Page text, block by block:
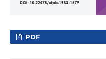
PDF